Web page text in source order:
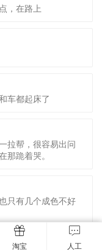
，在路上
车都起床了
拉帮，很容易出问
那跪着哭。
只有几个成色不好
淘宝 人工